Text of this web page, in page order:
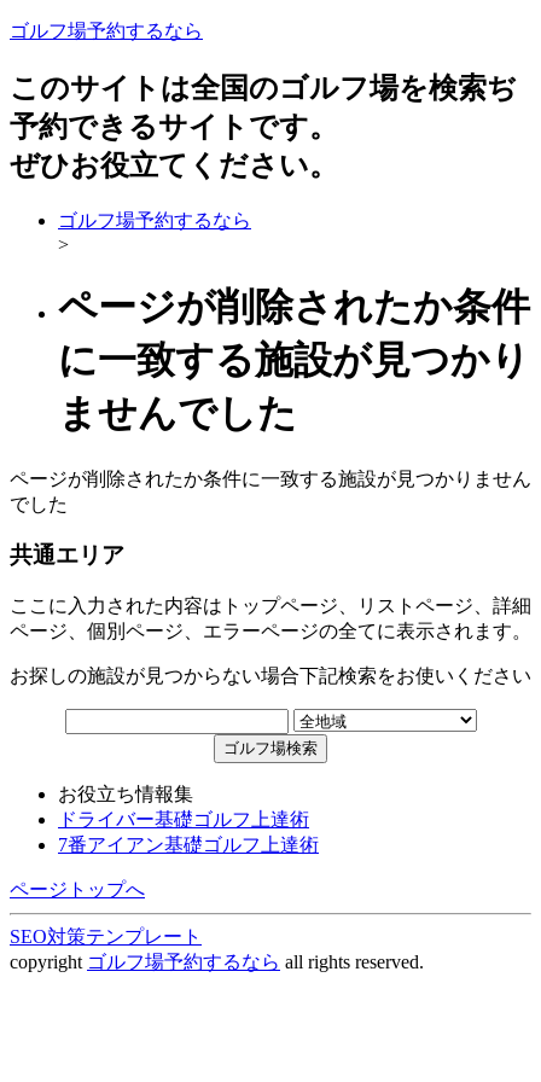
ゴルフ場予約するなら
このサイトは全国のゴルフ場を検索ぢ
予約できるサイトです。
ぜひお役立てください。
ゴルフ場予約するなら
>
ページが削除されたか条件
に一致する施設が見つかり
ませんでした
ページが削除されたか条件に一致する施設が見つかりません
でした
共通エリア
ここに入力された内容はトップページ、リストページ、詳細
ページ、個別ページ、エラーページの全てに表示されます。
お探しの施設が見つからない場合下記検索をお使いください
お役立ち情報集
ドライバー基礎ゴルフ上達術
7番アイアン基礎ゴルフ上達術
ページトップへ
SEO対策テンプレート
copyright ゴルフ場予約するなら all rights reserved.